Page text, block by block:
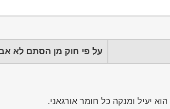
על פי חוק מן הסתם לא
יעיל ומנקה כל חומר אורגאני.